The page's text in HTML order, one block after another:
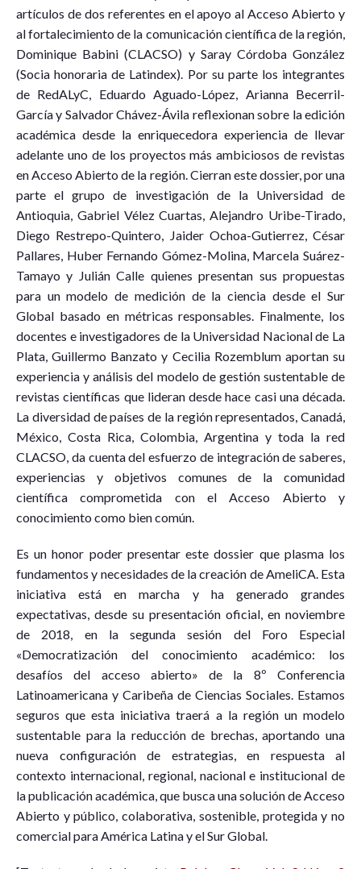
artículos de dos referentes en el apoyo al Acceso Abierto y
al fortalecimiento de la comunicación científica de la región,
Dominique Babini (CLACSO) y Saray Córdoba González
(Socia honoraria de Latindex). Por su parte los integrantes
de RedALyC, Eduardo Aguado-López, Arianna Becerril-
García y Salvador Chávez-Ávila reflexionan sobre la edición
académica desde la enriquecedora experiencia de llevar
adelante uno de los proyectos más ambiciosos de revistas
en Acceso Abierto de la región. Cierran este dossier, por una
parte el grupo de investigación de la Universidad de
Antioquia, Gabriel Vélez Cuartas, Alejandro Uribe-Tirado,
Diego Restrepo-Quintero, Jaider Ochoa-Gutierrez, César
Pallares, Huber Fernando Gómez-Molina, Marcela Suárez-
Tamayo y Julián Calle quienes presentan sus propuestas
para un modelo de medición de la ciencia desde el Sur
Global basado en métricas responsables. Finalmente, los
docentes e investigadores de la Universidad Nacional de La
Plata, Guillermo Banzato y Cecilia Rozemblum aportan su
experiencia y análisis del modelo de gestión sustentable de
revistas científicas que lideran desde hace casi una década.
La diversidad de países de la región representados, Canadá,
México, Costa Rica, Colombia, Argentina y toda la red
CLACSO, da cuenta del esfuerzo de integración de saberes,
experiencias y objetivos comunes de la comunidad
científica comprometida con el Acceso Abierto y
conocimiento como bien común.
Es un honor poder presentar este dossier que plasma los
fundamentos y necesidades de la creación de AmeliCA. Esta
iniciativa está en marcha y ha generado grandes
expectativas, desde su presentación oficial, en noviembre
de 2018, en la segunda sesión del Foro Especial
«Democratización del conocimiento académico: los
desafíos del acceso abierto» de la 8º Conferencia
Latinoamericana y Caribeña de Ciencias Sociales. Estamos
seguros que esta iniciativa traerá a la región un modelo
sustentable para la reducción de brechas, aportando una
nueva configuración de estrategias, en respuesta al
contexto internacional, regional, nacional e institucional de
la publicación académica, que busca una solución de Acceso
Abierto y público, colaborativa, sostenible, protegida y no
comercial para América Latina y el Sur Global.